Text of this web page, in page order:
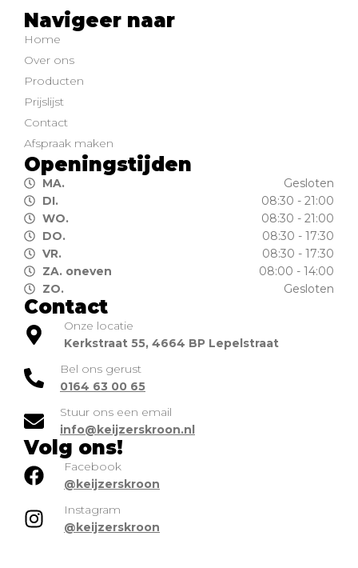
Navigeer naar
Home
Over ons
Producten
Prijslijst
Contact
Afspraak maken
Openingstijden
MA.
Gesloten
DI.
08:30 - 21:00
WO.
08:30 - 21:00
DO.
08:30 - 17:30
VR.
08:30 - 17:30
ZA. oneven
08:00 - 14:00
ZO.
Gesloten
Contact
Onze locatie
Kerkstraat 55, 4664 BP Lepelstraat
Bel ons gerust
0164 63 00 65
Stuur ons een email
info@keijzerskroon.nl
Volg ons!
Facebook
@keijzerskroon
Instagram
@keijzerskroon